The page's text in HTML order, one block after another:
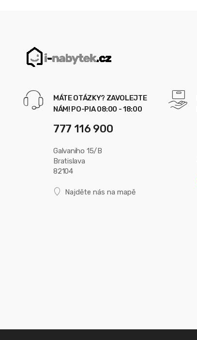
MÁTE OTÁZKY? ZAVOLEJTE
NÁM! PO-PIA 08:00 - 18:00
777 116 900
Galvaniho 15/B
Bratislava
82104
Najděte nás na mapě